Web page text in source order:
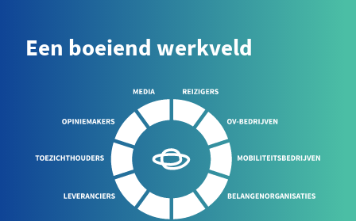
Een boeiend werkveld